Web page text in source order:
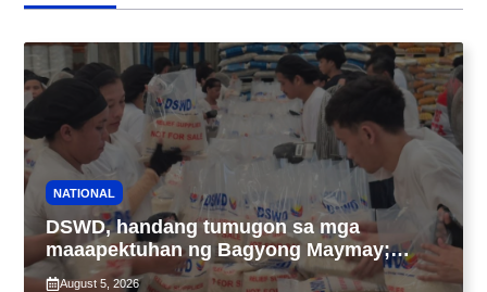
NATIONAL
DSWD, handang tumugon sa mga
maaapektuhan ng Bagyong Maymay;
araw-araw na paggawa ng FFPs, tiniyak
August 5, 2026